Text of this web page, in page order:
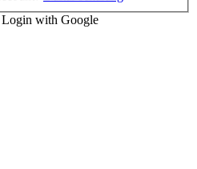
Login with Google